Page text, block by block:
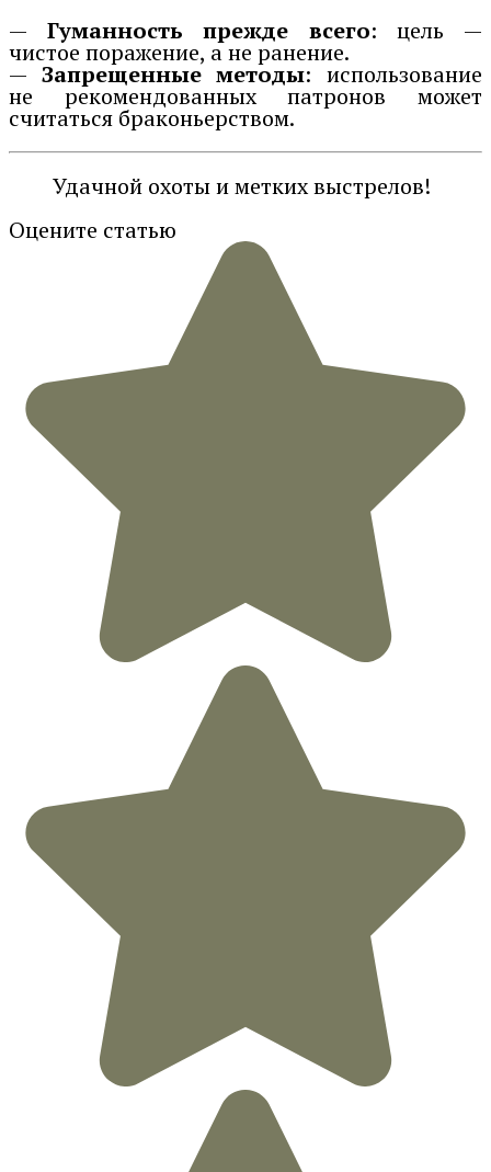
— Гуманность прежде всего: цель —
чистое поражение, а не ранение.
— Запрещенные методы: использование
не рекомендованных патронов может
считаться браконьерством.
Удачной охоты и метких выстрелов!
Оцените статью